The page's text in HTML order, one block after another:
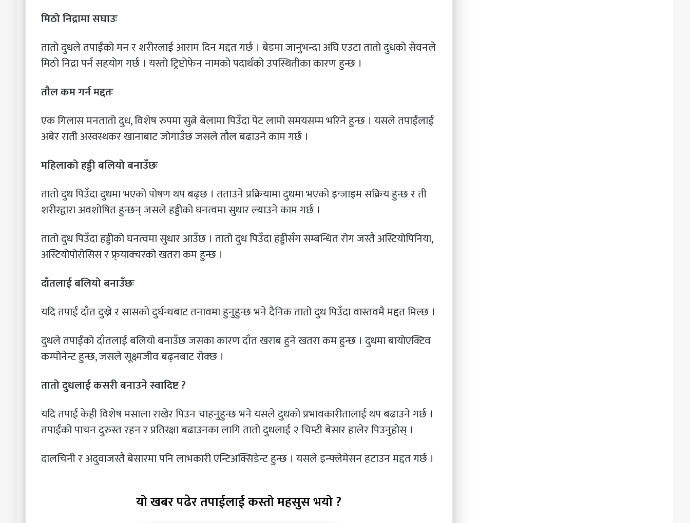
मिठो निद्रामा सघाउः
तातो दुधले तपाईंको मन र शरीरलाई आराम दिन मद्दत गर्छ । बेडमा जानुभन्दा अघि एउटा तातो दुधको सेवनले
मिठो निद्रा पर्न सहयोग गर्छ । यस्तो ट्रिप्टोफेन नामको पदार्थको उपस्थितीका कारण हुन्छ ।
तौल कम गर्न मद्दतः
एक गिलास मनतातो दुध, विशेष रुपमा सुत्ने बेलामा पिउँदा पेट लामो समयसम्म भरिने हुन्छ । यसले तपाईंलाई
अबेर राती अस्वस्थकर खानाबाट जोगाउँछ जसले तौल बढाउने काम गर्छ ।
महिलाको हड्डी बलियो बनाउँछः
तातो दुध पिउँदा दुधमा भएको पोषण थप बढ्छ । तताउने प्रक्रियामा दुधमा भएको इन्जाइम सक्रिय हुन्छ र ती
शरीरद्वारा अवशोषित हुन्छन् जसले हड्डीको घनत्वमा सुधार ल्याउने काम गर्छ ।
तातो दुध पिउँदा हड्डीको घनत्वमा सुधार आउँछ । तातो दुध पिउँदा हड्डीसँग सम्बन्धित रोग जस्तै अस्टियोपिनिया,
अस्टियोपोरोसिस र फ्र्याक्चरको खतरा कम हुन्छ ।
दाँतलाई बलियो बनाउँछः
यदि तपाईं दाँत दुख्ने र सासको दुर्घन्धबाट तनावमा हुनुहुन्छ भने दैनिक तातो दुध पिउँदा वास्तवमै मद्दत मिल्छ ।
दुधले तपाईंको दाँतलाई बलियो बनाउँछ जसका कारण दाँत खराब हुने खतरा कम हुन्छ । दुधमा बायोएक्टिव
कम्पोनेन्ट हुन्छ, जसले सूक्ष्मजीव बढ्नबाट रोक्छ ।
तातो दुधलाई कसरी बनाउने स्वादिष्ट ?
यदि तपाईं केही विशेष मसाला राखेर पिउन चाहनुहुन्छ भने यसले दुधको प्रभावकारीतालाई थप बढाउने गर्छ ।
तपाईंको पाचन दुरुस्त रहन र प्रतिरक्षा बढाउनका लागि तातो दुधलाई २ चिम्टी बेसार हालेर पिउनुहोस् ।
दालचिनी र अदुवाजस्तै बेसारमा पनि लाभकारी एन्टिअक्सिडेन्ट हुन्छ । यसले इन्फ्लेमेसन हटाउन मद्दत गर्छ ।
यो खबर पढेर तपाईलाई कस्तो महसुस भयो ?